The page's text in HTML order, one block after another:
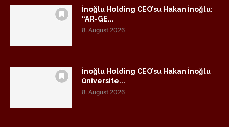
İnoğlu Holding CEO’su Hakan İnoğlu:
“AR-GE...
8. August 2026
İnoğlu Holding CEO’su Hakan İnoğlu
üniversite...
8. August 2026